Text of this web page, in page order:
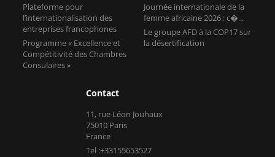
Plateforme pour
l’internationalisation des
entreprises francophones
Programme « Excellence et
Compétitivité des Chambres
Consulaires »
Journée internationale de la
femme africaine 2026 : c�...
Le groupe AFD à la COP17 sur
la désertification
Contact
11, rue Léon Jouhaux
75010 Paris
France
Tel :+33155653527